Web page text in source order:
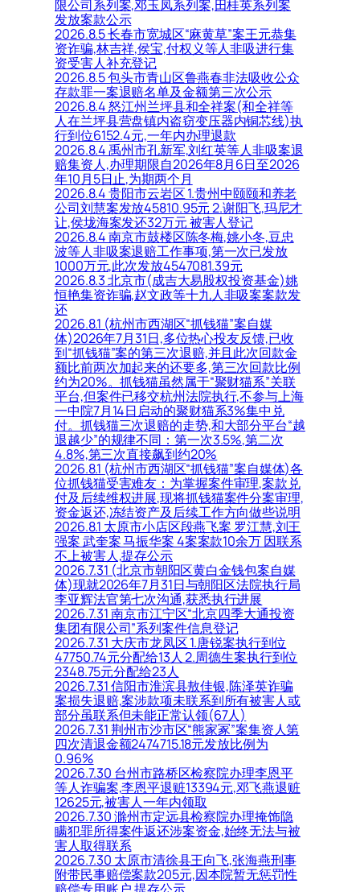
限公司系列案,邓玉凤系列案,田桂英系列案
发放案款公示
2026.8.5 长春市宽城区“麻黄草”案王元恭集
资诈骗,林吉祥,侯宝,付权义等人非吸进行集
资受害人补充登记
2026.8.5 包头市青山区鲁燕春非法吸收公众
存款罪一案退赔名单及金额第三次公示
2026.8.4 怒江州兰坪县和全祥案(和全祥等
人在兰坪县营盘镇内盗窃变压器内铜芯线)执
行到位6152.4元,一年内办理退款
2026.8.4 禹州市孔新军,刘红英等人非吸案退
赔集资人,办理期限自2026年8月6日至2026
年10月5日止,为期两个月
2026.8.4 贵阳市云岩区 1.贵州中颐颐和养老
公司刘慧案发放45810.95元 2.谢阳飞,玛尼才
让,侯垅海案发还32万元 被害人登记
2026.8.4 南京市鼓楼区陈冬梅,姚小冬,豆忠
波等人非吸案退赔工作事项,第一次已发放
1000万元,此次发放4547081.39元
2026.8.3 北京市(成吉大易股权投资基金)姚
恒艳集资诈骗,赵文政等十九人非吸案案款发
还
2026.8.1 (杭州市西湖区“抓钱猫”案自媒
体)2026年7月31日,多位热心投友反馈,已收
到“抓钱猫”案的第三次退赔,并且此次回款金
额比前两次加起来的还要多,第三次回款比例
约为20%。抓钱猫虽然属于“聚财猫系”关联
平台,但案件已移交杭州法院执行,不参与上海
一中院7月14日启动的聚财猫系3%集中兑
付。抓钱猫三次退赔的走势,和大部分平台“越
退越少”的规律不同：第一次3.5%,第二次
4.8%,第三次直接飙到约20%
2026.8.1 (杭州市西湖区“抓钱猫”案自媒体)各
位抓钱猫受害难友：为掌握案件审理,案款兑
付及后续维权进展,现将抓钱猫案件分案审理,
资金返还,冻结资产及后续工作方向做些说明
2026.8.1 太原市小店区段燕飞案 罗江慧,刘王
强案 武奎案 马振华案 4案案款10余万 因联系
不上被害人,提存公示
2026.7.31 (北京市朝阳区黄白金钱包案自媒
体)现就2026年7月31日与朝阳区法院执行局
李亚辉法官第七次沟通,获悉执行进展
2026.7.31 南京市江宁区“北京四季大通投资
集团有限公司”系列案件信息登记
2026.7.31 大庆市龙凤区 1.唐锐案执行到位
47750.74元分配给13人 2.周德生案执行到位
2348.75元分配给23人
2026.7.31 信阳市淮滨县敖佳银,陈泽英诈骗
案损失退赔,案涉款项未联系到所有被害人或
部分虽联系但未能正常认领(67人)
2026.7.31 荆州市沙市区“熊家冢”案集资人第
四次清退金额2474715.18元发放比例为
0.96%
2026.7.30 台州市路桥区检察院办理李恩平
等人诈骗案,李恩平退赃13394元,邓飞燕退赃
12625元,被害人一年内领取
2026.7.30 滁州市定远县检察院办理掩饰隐
瞒犯罪所得案件返还涉案资金,始终无法与被
害人取得联系
2026.7.30 太原市清徐县王向飞,张海燕刑事
附带民事赔偿案款205元,因本院暂无惩罚性